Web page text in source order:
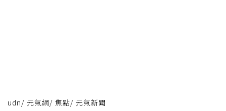
udn/ 元氣網/ 焦點/ 元氣新聞